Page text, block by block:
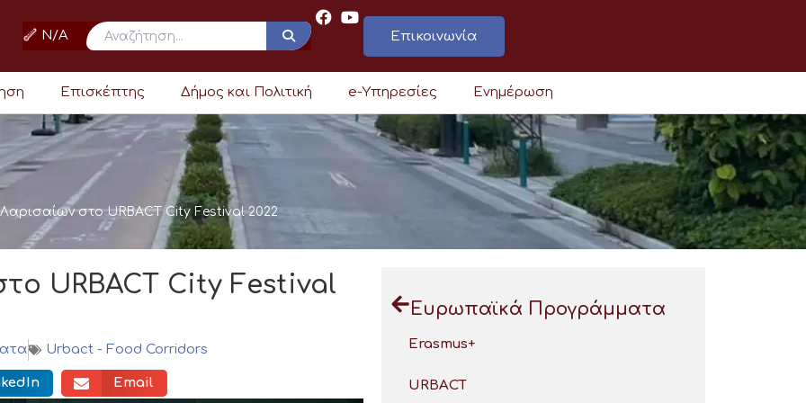
N/A Επικοινωνία
Επισκέπτης Δήμος και Πολιτική e-Υπηρεσίες Ενημέρωση
στο URBACT City Festival 2022
URBACT City Festival
Urbact - Food Corridors
Email
Ευρωπαϊκά Προγράμματα
Erasmus+
URBACT